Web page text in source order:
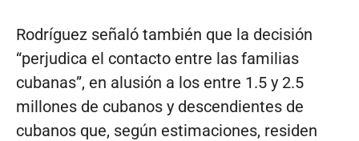
Rodríguez señaló también que la decisión
“perjudica el contacto entre las familias
cubanas”, en alusión a los entre 1.5 y 2.5
millones de cubanos y descendientes de
cubanos que, según estimaciones, residen